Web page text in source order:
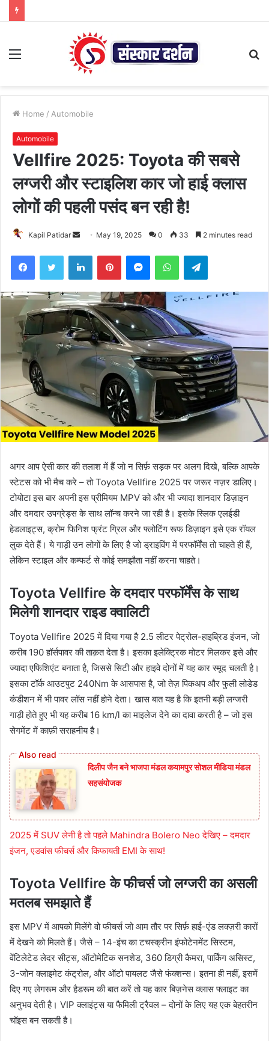
Menu
Home / Automobile
Automobile
Vellfire 2025: Toyota की सबसे
लग्जरी और स्टाइलिश कार जो हाई क्लास
लोगों की पहली पसंद बन रही है!
Kapil Patidar
Send May 19, 2025 0 33 2 minutes read
FacebookTwitter LinkedInPinterestMessengerWhatsAppTelegram
अगर आप ऐसी कार की तलाश में हैं जो न सिर्फ़ सड़क पर अलग दिखे, बल्कि आपके
स्टेटस को भी मैच करे – तो Toyota Vellfire 2025 पर जरूर नज़र डालिए।
टोयोटा इस बार अपनी इस प्रीमियम MPV को और भी ज्यादा शानदार डिज़ाइन
और दमदार उपग्रेड्स के साथ लॉन्च करने जा रही है। इसके स्लिक एलईडी
हेडलाइट्स, क्रोम फिनिश फ्रंट ग्रिल और फ्लोटिंग रूफ डिज़ाइन इसे एक रॉयल
लुक देते हैं। ये गाड़ी उन लोगों के लिए है जो ड्राइविंग में परफॉर्मेंस तो चाहते ही हैं,
लेकिन स्टाइल और कम्फर्ट से कोई समझौता नहीं करना चाहते।
Toyota Vellfire के दमदार परफॉर्मेंस के साथ
मिलेगी शानदार राइड क्वालिटी
Toyota Vellfire 2025 में दिया गया है 2.5 लीटर पेट्रोल-हाइब्रिड इंजन, जो
करीब 190 हॉर्सपावर की ताक़त देता है। इसका इलेक्ट्रिक मोटर मिलकर इसे और
ज्यादा एफिशिएंट बनाता है, जिससे सिटी और हाइवे दोनों में यह कार स्मूद चलती है।
इसका टॉर्क आउटपुट 240Nm के आसपास है, जो तेज़ पिकअप और फुली लोडेड
कंडीशन में भी पावर लॉस नहीं होने देता। खास बात यह है कि इतनी बड़ी लग्जरी
गाड़ी होते हुए भी यह करीब 16 km/l का माइलेज देने का दावा करती है – जो इस
सेगमेंट में काफ़ी सराहनीय है।
दिलीप जैन बने भाजपा मंडल कयामपुर सोशल मीडिया मंडल
सहसंयोजक
2025 में SUV लेनी है तो पहले Mahindra Bolero Neo देखिए – दमदार
इंजन, एडवांस फीचर्स और किफायती EMI के साथ!
Toyota Vellfire के फीचर्स जो लग्जरी का असली
मतलब समझाते हैं
इस MPV में आपको मिलेंगे वो फीचर्स जो आम तौर पर सिर्फ़ हाई-एंड लक्ज़री कारों
में देखने को मिलते हैं। जैसे – 14-इंच का टचस्क्रीन इंफोटेनमेंट सिस्टम,
वेंटिलेटेड लेदर सीट्स, ऑटोमेटिक सनशेड, 360 डिग्री कैमरा, पार्किंग असिस्ट,
3-जोन क्लाइमेट कंट्रोल, और ऑटो पायलट जैसे फंक्शन्स। इतना ही नहीं, इसमें
दिए गए लेगरूम और हैडरूम की बात करें तो यह कार बिज़नेस क्लास फ्लाइट का
अनुभव देती है। VIP क्लाइंट्स या फैमिली ट्रैवल – दोनों के लिए यह एक बेहतरीन
चॉइस बन सकती है।